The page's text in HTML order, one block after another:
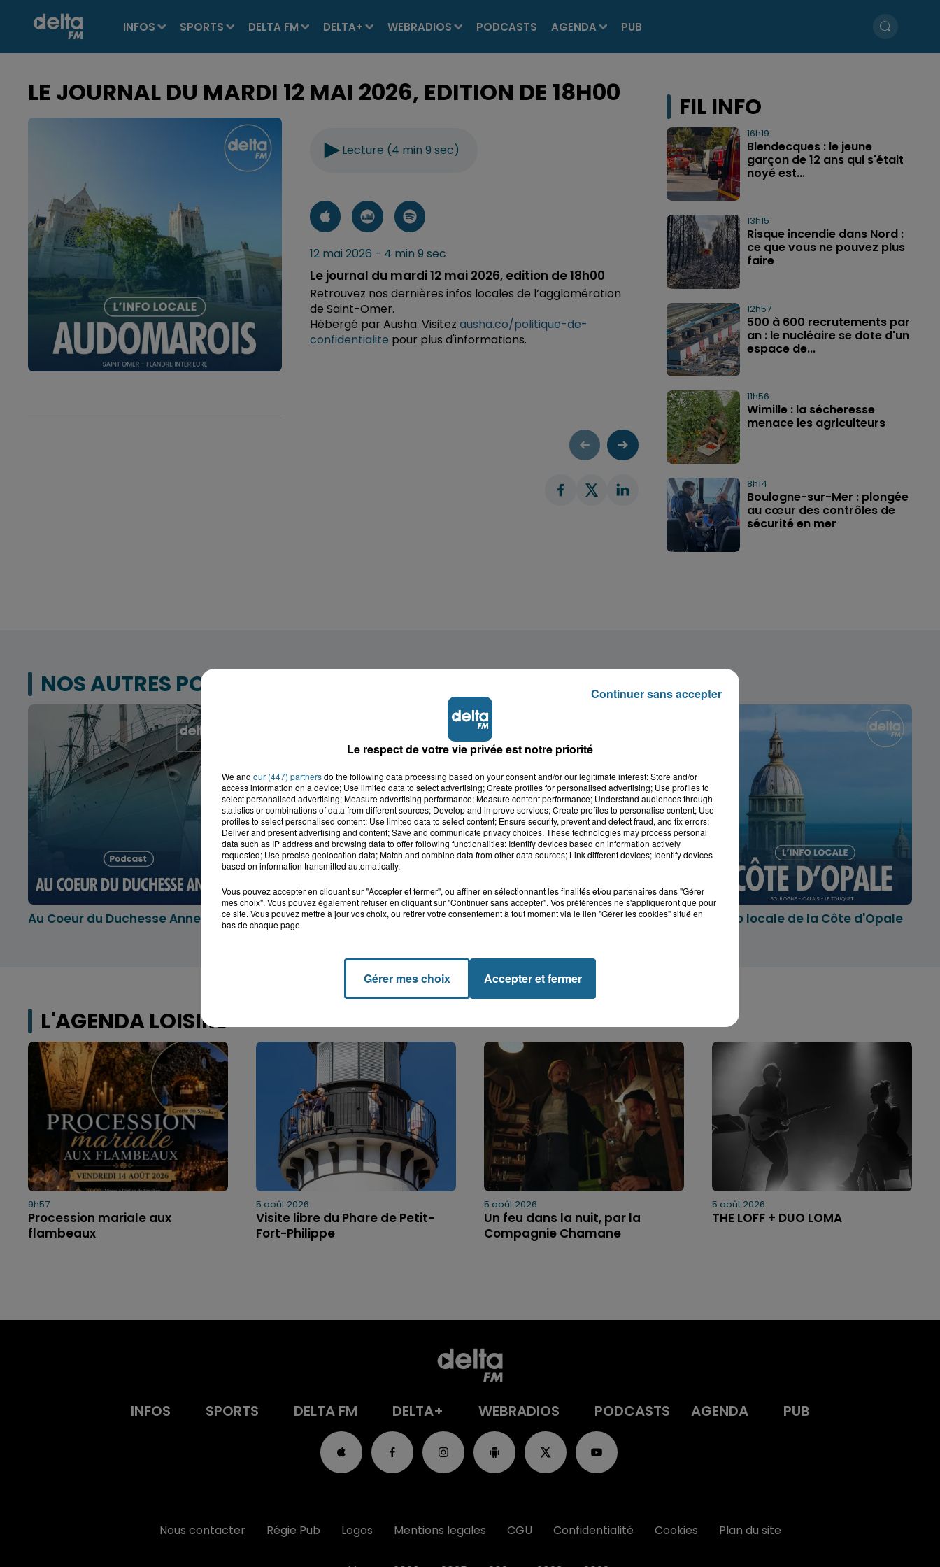
INFOS SPORTS DELTA FM DELTA+ WEBRADIOS PODCASTS AGENDA PUB
LE JOURNAL DU MARDI 12 MAI 2026, EDITION DE 18H00
Lecture (4 min 9 sec)
12 mai 2026 - 4 min 9 sec
Le journal du mardi 12 mai 2026, edition de 18h00
Retrouvez nos dernières infos locales de l’agglomération
de Saint-Omer.
Hébergé par Ausha. Visitez ausha.co/politique-de-
confidentialite pour plus d'informations.
FIL INFO
16h19
Blendecques : le jeune
garçon de 12 ans qui s'était
noyé est...
13h15
Risque incendie dans Nord :
ce que vous ne pouvez plus
faire
12h57
500 à 600 recrutements par
an : le nucléaire se dote d'un
espace de...
11h56
Wimille : la sécheresse
menace les agriculteurs
8h14
Boulogne-sur-Mer : plongée
au cœur des contrôles de
sécurité en mer
NOS AUTRES PODCASTS
Au Coeur du Duchesse Anne
L'info locale dans le
Dunkerquois
L'info locale de l'Audomarois L'info locale de la Côte d'Opale
L'AGENDA LOISIRS
9h57
Procession mariale aux
flambeaux
5 août 2026
Visite libre du Phare de Petit-
Fort-Philippe
5 août 2026
Un feu dans la nuit, par la
Compagnie Chamane
5 août 2026
THE LOFF + DUO LOMA
INFOS SPORTS DELTA FM DELTA+ WEBRADIOS PODCASTS AGENDA PUB
Nous contacter Régie Pub Logos Mentions legales CGU Confidentialité Cookies Plan du site
Le respect de votre vie privée est notre priorité
We and our (447) partnersdo the following data processing based on your consent and/or our legitimate interest: Store and/or
access information on a device; Use limited data to select advertising; Create profiles for personalised advertising; Use profiles to
select personalised advertising; Measure advertising performance; Measure content performance; Understand audiences through
statistics or combinations of data from different sources; Develop and improve services; Create profiles to personalise content; Use
profiles to select personalised content; Use limited data to select content; Ensure security, prevent and detect fraud, and fix errors;
Deliver and present advertising and content; Save and communicate privacy choices. These technologies may process personal
data such as IP address and browsing data to offer following functionalities: Identify devices based on information actively
requested; Use precise geolocation data; Match and combine data from other data sources; Link different devices; Identify devices
based on information transmitted automatically.
Vous pouvez accepter en cliquant sur "Accepter et fermer", ou affiner en sélectionnant les finalités et/ou partenaires dans "Gérer
mes choix". Vous pouvez également refuser en cliquant sur "Continuer sans accepter". Vos préférences ne s'appliqueront que pour
ce site. Vous pouvez mettre à jour vos choix, ou retirer votre consentement à tout moment via le lien "Gérer les cookies" situé en
bas de chaque page.
Gérer mes choix Accepter et fermer
Continuer sans accepter